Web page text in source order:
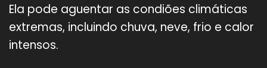
Ela pode aguentar as condiões climáticas
extremas, incluindo chuva, neve, frio e calor
intensos.